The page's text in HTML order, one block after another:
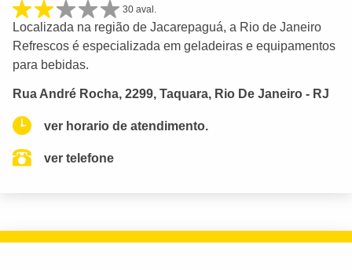
30 aval.
Localizada na região de Jacarepaguá, a Rio de Janeiro
Refrescos é especializada em geladeiras e equipamentos
para bebidas.
Rua André Rocha, 2299, Taquara, Rio De Janeiro - RJ
ver horario de atendimento.
ver telefone